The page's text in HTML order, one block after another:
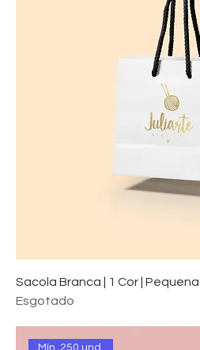
Sacola Branca | 1 Cor |
Esgotado